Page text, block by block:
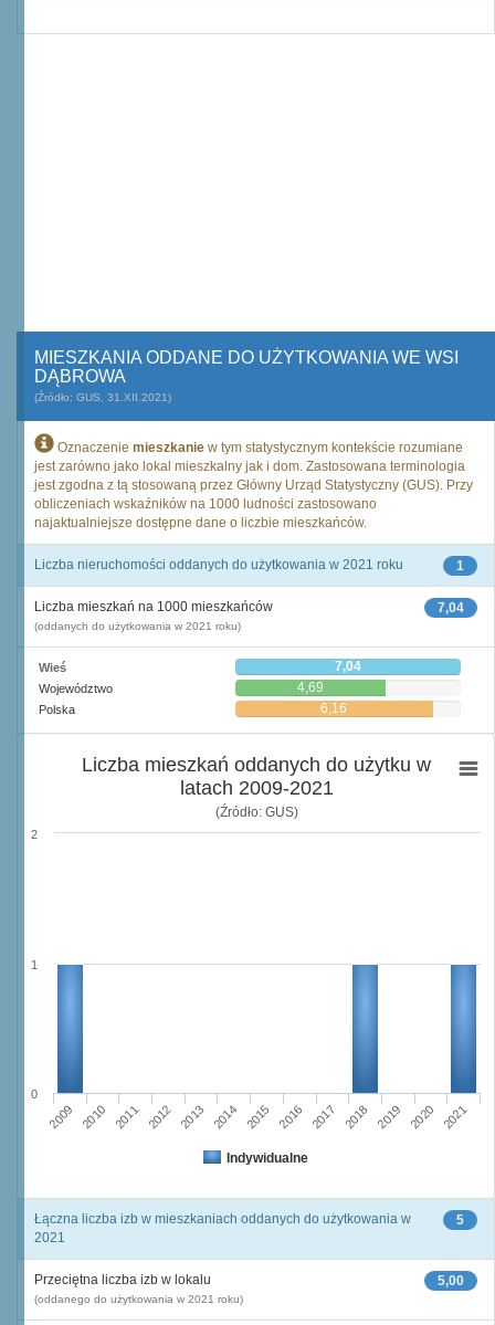
MIESZKANIA ODDANE DO UŻYTKOWANIA WE WSI
DĄBROWA
(Źródło: GUS, 31.XII.2021)
Oznaczenie mieszkanie w tym statystycznym kontekście rozumiane
jest zarówno jako lokal mieszkalny jak i dom. Zastosowana terminologia
jest zgodna z tą stosowaną przez Główny Urząd Statystyczny (GUS). Przy
obliczeniach wskaźników na 1000 ludności zastosowano
najaktualniejsze dostępne dane o liczbie mieszkańców.
1
Liczba nieruchomości oddanych do użytkowania w 2021 roku
7,04
Liczba mieszkań na 1000 mieszkańców
(oddanych do użytkowania w 2021 roku)
Wieś 7,04
Województwo 4,69
Polska 6,16
Liczba mieszkań oddanych do użytku w
latach 2009-2021
(Źródło: GUS)
Indywidualne
2009 2010 2011 2012 2013 2014 2015 2016 2017 2018 2019 2020 2021
0
1
2
5
Łączna liczba izb w mieszkaniach oddanych do użytkowania w
2021
5,00
Przeciętna liczba izb w lokalu
(oddanego do użytkowania w 2021 roku)